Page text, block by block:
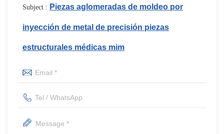
Subject : Piezas aglomeradas de moldeo por
inyección de metal de precisión piezas
estructurales médicas mim